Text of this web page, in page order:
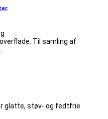
Til samling af
glatte, støv- og fedtfrie